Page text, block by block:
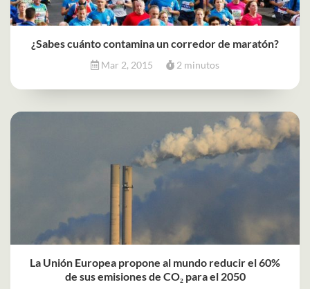
¿Sabes cuánto contamina un corredor de maratón?
Mar 2, 2015 2 minutos
La Unión Europea propone al mundo reducir el 60%
de sus emisiones de CO₂ para el 2050